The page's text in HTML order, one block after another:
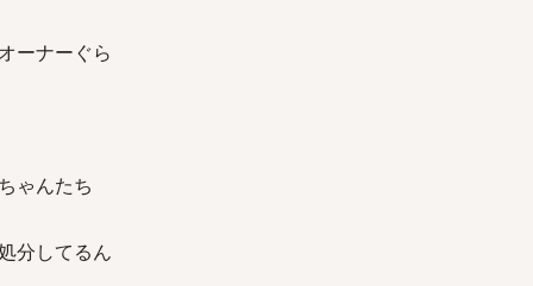
ーナーぐら
ゃんたち
分してるん